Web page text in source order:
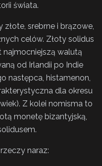
świata.
srebrne i brązowe,
celów. Złoty solidus
najmocniejszą walutą
od Irlandii po Indie
następca, histamenon,
dla okresu
Z kolei nomisma to
monetę bizantyjską,
naraz: